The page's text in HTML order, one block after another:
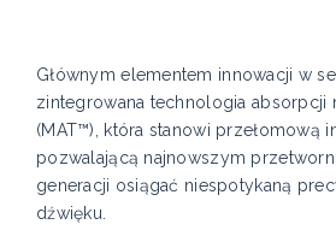
Głównym elementem innowacji w
zintegrowana technologia absorpcji
(MAT™), która stanowi przełomową
pozwalającą najnowszym
generacji osiągać niespotykaną
dźwięku.